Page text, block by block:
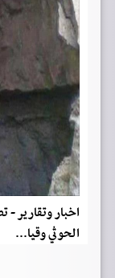
اخبار وتقارير
الحوثي وقيا...